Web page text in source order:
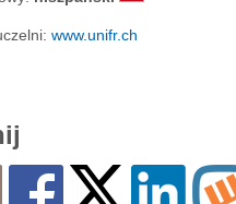
www.unifr.ch